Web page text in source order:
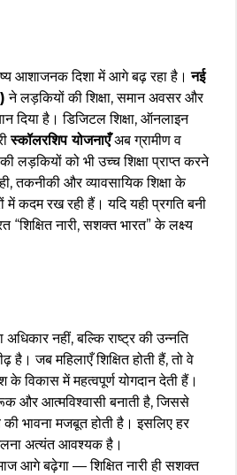
आशाजनक दिशा में आगे बढ़ रहा है।नई
ने लड़कियों की शिक्षा, समान अवसर और
दिया है। डिजिटल शिक्षा, ऑनलाइन
स्कॉलरशिप योजनाएँअब ग्रामीण व
लड़कियों को भी उच्च शिक्षा प्राप्त करने
तकनीकी और व्यावसायिक शिक्षा के
में कदम रख रही हैं। यदि यही प्रगति बनी
“शिक्षित नारी, सशक्त भारत” के लक्ष्य
अधिकार नहीं, बल्कि राष्ट्र की उन्नति
है। जब महिलाएँ शिक्षित होती हैं, तो वे
विकास में महत्वपूर्ण योगदान देती हैं।
और आत्मविश्वासी बनाती है, जिससे
भावना मजबूत होती है। इसलिए हर
अत्यंत आवश्यक है।
आगे बढ़ेगा — शिक्षित नारी ही सशक्त